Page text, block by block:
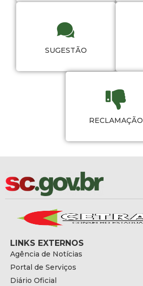
SUGESTÃO
RECLAMAÇÃO
LINKS EXTERNOS
Agência de Notícias
Portal de Serviços
Diário Oficial